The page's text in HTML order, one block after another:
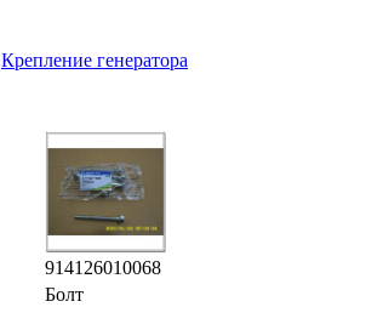
Крепление генератора
914126010068
Болт